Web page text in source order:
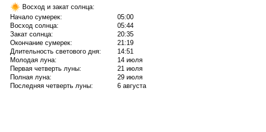
Восход и закат солнца:
Начало сумерек:
05:00
Восход солнца:
05:44
Закат солнца:
20:35
Окончание сумерек:
21:19
Длительность светового дня:
14:51
Молодая луна:
14 июля
Первая четверть луны:
21 июля
Полная луна:
29 июля
Последняя четверть луны:
6 августа